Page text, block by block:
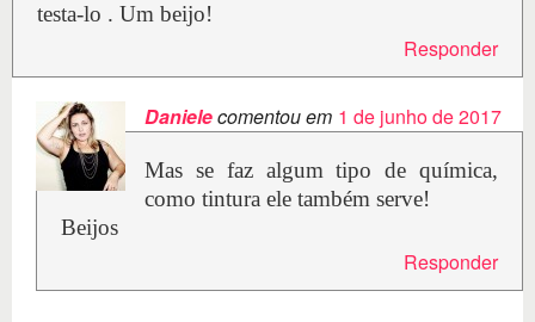
testa-lo . Um beijo!
Responder
Danielecomentou em 1 de junho de 2017
Mas se faz algum tipo de química,
como tintura ele também serve!
Beijos
Responder